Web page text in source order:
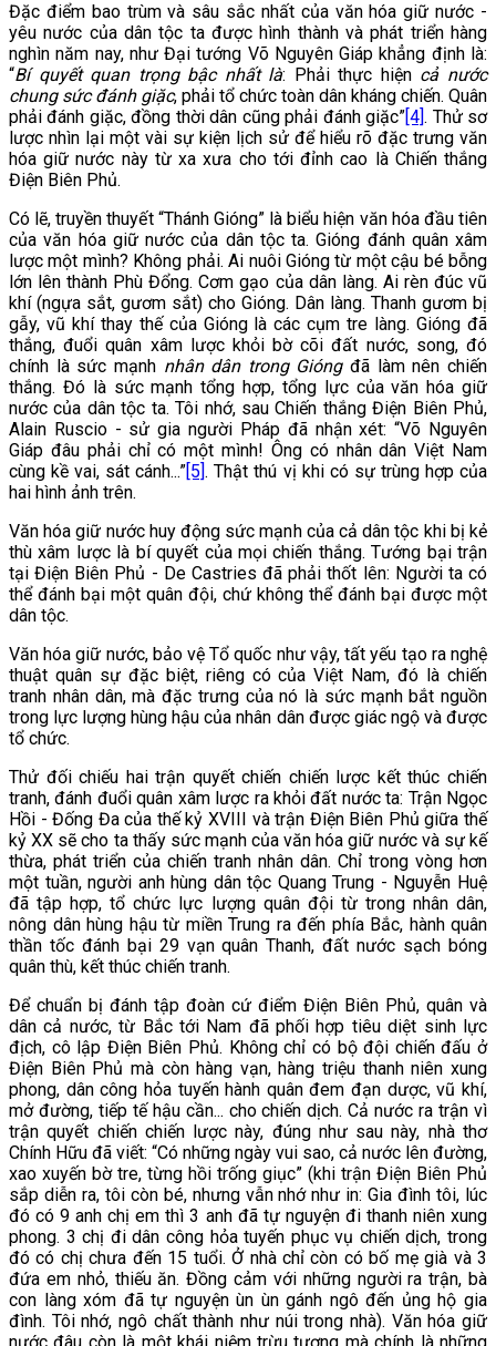
Đặc điểm bao trùm và sâu sắc nhất của văn hóa giữ nước -
yêu nước của dân tộc ta được hình thành và phát triển hàng
nghìn năm nay, như Đại tướng Võ Nguyên Giáp khẳng định là:
“Bí quyết quan trọng bậc nhất là: Phải thực hiện cả nước
chung sức đánh giặc, phải tổ chức toàn dân kháng chiến. Quân
phải đánh giặc, đồng thời dân cũng phải đánh giặc”[4]. Thử sơ
lược nhìn lại một vài sự kiện lịch sử để hiểu rõ đặc trưng văn
hóa giữ nước này từ xa xưa cho tới đỉnh cao là Chiến thắng
Điện Biên Phủ.
Có lẽ, truyền thuyết “Thánh Gióng” là biểu hiện văn hóa đầu tiên
của văn hóa giữ nước của dân tộc ta. Gióng đánh quân xâm
lược một mình? Không phải. Ai nuôi Gióng từ một cậu bé bỗng
lớn lên thành Phù Đổng. Cơm gạo của dân làng. Ai rèn đúc vũ
khí (ngựa sắt, gươm sắt) cho Gióng. Dân làng. Thanh gươm bị
gẫy, vũ khí thay thế của Gióng là các cụm tre làng. Gióng đã
thắng, đuổi quân xâm lược khỏi bờ cõi đất nước, song, đó
chính là sức mạnhnhân dân trong Gióngđã làm nên chiến
thắng. Đó là sức mạnh tổng hợp, tổng lực của văn hóa giữ
nước của dân tộc ta. Tôi nhớ, sau Chiến thắng Điện Biên Phủ,
Alain Ruscio - sử gia người Pháp đã nhận xét: “Võ Nguyên
Giáp đâu phải chỉ có một mình! Ông có nhân dân Việt Nam
cùng kề vai, sát cánh...”[5]. Thật thú vị khi có sự trùng hợp của
hai hình ảnh trên.
Văn hóa giữ nước huy động sức mạnh của cả dân tộc khi bị kẻ
thù xâm lược là bí quyết của mọi chiến thắng. Tướng bại trận
tại Điện Biên Phủ - De Castries đã phải thốt lên: Người ta có
thể đánh bại một quân đội, chứ không thể đánh bại được một
dân tộc.
Văn hóa giữ nước, bảo vệ Tổ quốc như vậy, tất yếu tạo ra nghệ
thuật quân sự đặc biệt, riêng có của Việt Nam, đó là chiến
tranh nhân dân, mà đặc trưng của nó là sức mạnh bắt nguồn
trong lực lượng hùng hậu của nhân dân được giác ngộ và được
tổ chức.
Thử đối chiếu hai trận quyết chiến chiến lược kết thúc chiến
tranh, đánh đuổi quân xâm lược ra khỏi đất nước ta: Trận Ngọc
Hồi - Đống Đa của thế kỷ XVIII và trận Điện Biên Phủ giữa thế
kỷ XX sẽ cho ta thấy sức mạnh của văn hóa giữ nước và sự kế
thừa, phát triển của chiến tranh nhân dân. Chỉ trong vòng hơn
một tuần, người anh hùng dân tộc Quang Trung - Nguyễn Huệ
đã tập hợp, tổ chức lực lượng quân đội từ trong nhân dân,
nông dân hùng hậu từ miền Trung ra đến phía Bắc, hành quân
thần tốc đánh bại 29 vạn quân Thanh, đất nước sạch bóng
quân thù, kết thúc chiến tranh.
Để chuẩn bị đánh tập đoàn cứ điểm Điện Biên Phủ, quân và
dân cả nước, từ Bắc tới Nam đã phối hợp tiêu diệt sinh lực
địch, cô lập Điện Biên Phủ. Không chỉ có bộ đội chiến đấu ở
Điện Biên Phủ mà còn hàng vạn, hàng triệu thanh niên xung
phong, dân công hỏa tuyến hành quân đem đạn dược, vũ khí,
mở đường, tiếp tế hậu cần... cho chiến dịch. Cả nước ra trận vì
trận quyết chiến chiến lược này, đúng như sau này, nhà thơ
Chính Hữu đã viết: “Có những ngày vui sao, cả nước lên đường,
xao xuyến bờ tre, từng hồi trống giục” (khi trận Điện Biên Phủ
sắp diễn ra, tôi còn bé, nhưng vẫn nhớ như in: Gia đình tôi, lúc
đó có 9 anh chị em thì 3 anh đã tự nguyện đi thanh niên xung
phong. 3 chị đi dân công hỏa tuyến phục vụ chiến dịch, trong
đó có chị chưa đến 15 tuổi. Ở nhà chỉ còn có bố mẹ già và 3
đứa em nhỏ, thiếu ăn. Đồng cảm với những người ra trận, bà
con làng xóm đã tự nguyện ùn ùn gánh ngô đến ủng hộ gia
đình. Tôi nhớ, ngô chất thành như núi trong nhà). Văn hóa giữ